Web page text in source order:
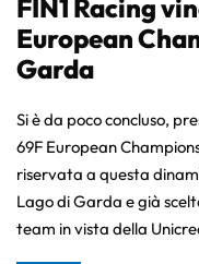
FIN1 Racing
European
Garda
Si è da poco concluso,
69F European
riservata a questa
Lago di Garda e già
team in vista della